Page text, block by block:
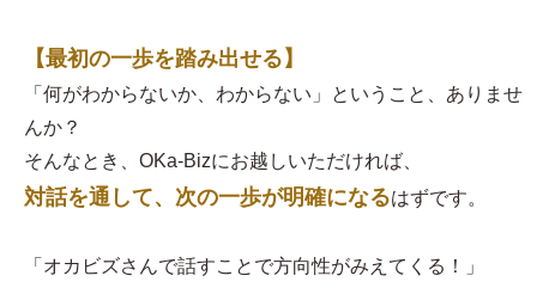
【最初の一歩を踏み出せる】
「何がわからないか、わからない」ということ、ありませ
んか？
そんなとき、OKa-Bizにお越しいただければ、
対話を通して、次の一歩が明確になるはずです。
「オカビズさんで話すことで方向性がみえてくる！」